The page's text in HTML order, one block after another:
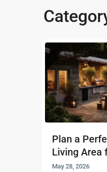
Plan a
Living Area
May 28, 2026